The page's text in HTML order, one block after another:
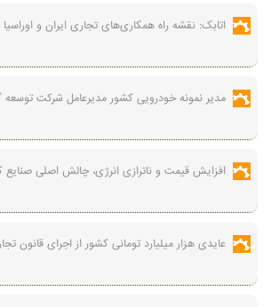
اتابک: نقشه راه همکاری‌های تجاری ایران و
مدیر نمونه خودرویی کشور مدیرعامل شرکت
افزایش قیمت و ناترازی انرژی، چالش اصلی صنایع
عایدی هزار میلیارد تومانی کشور از اجرای قانون